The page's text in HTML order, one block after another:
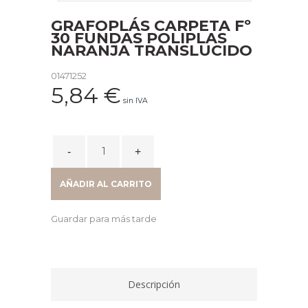
GRAFOPLÁS CARPETA Fº
30 FUNDAS POLIPLAS
NARANJA TRANSLUCIDO
01471252
5,84 € sin IVA
POLIPLAS
AÑADIR AL CARRITO
Guardar para más tarde
Descripción